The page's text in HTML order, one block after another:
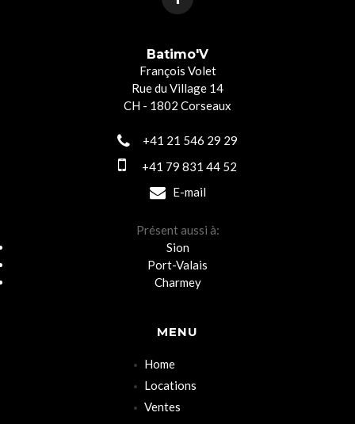
MENU
Home
Locations
Ventes
Batimo'V
François Volet
Rue du Village 14
CH - 1802 Corseaux
+41 21 546 29 29
+41 79 831 44 52
E-mail
Présent aussi à:
Sion
Port-Valais
Charmey